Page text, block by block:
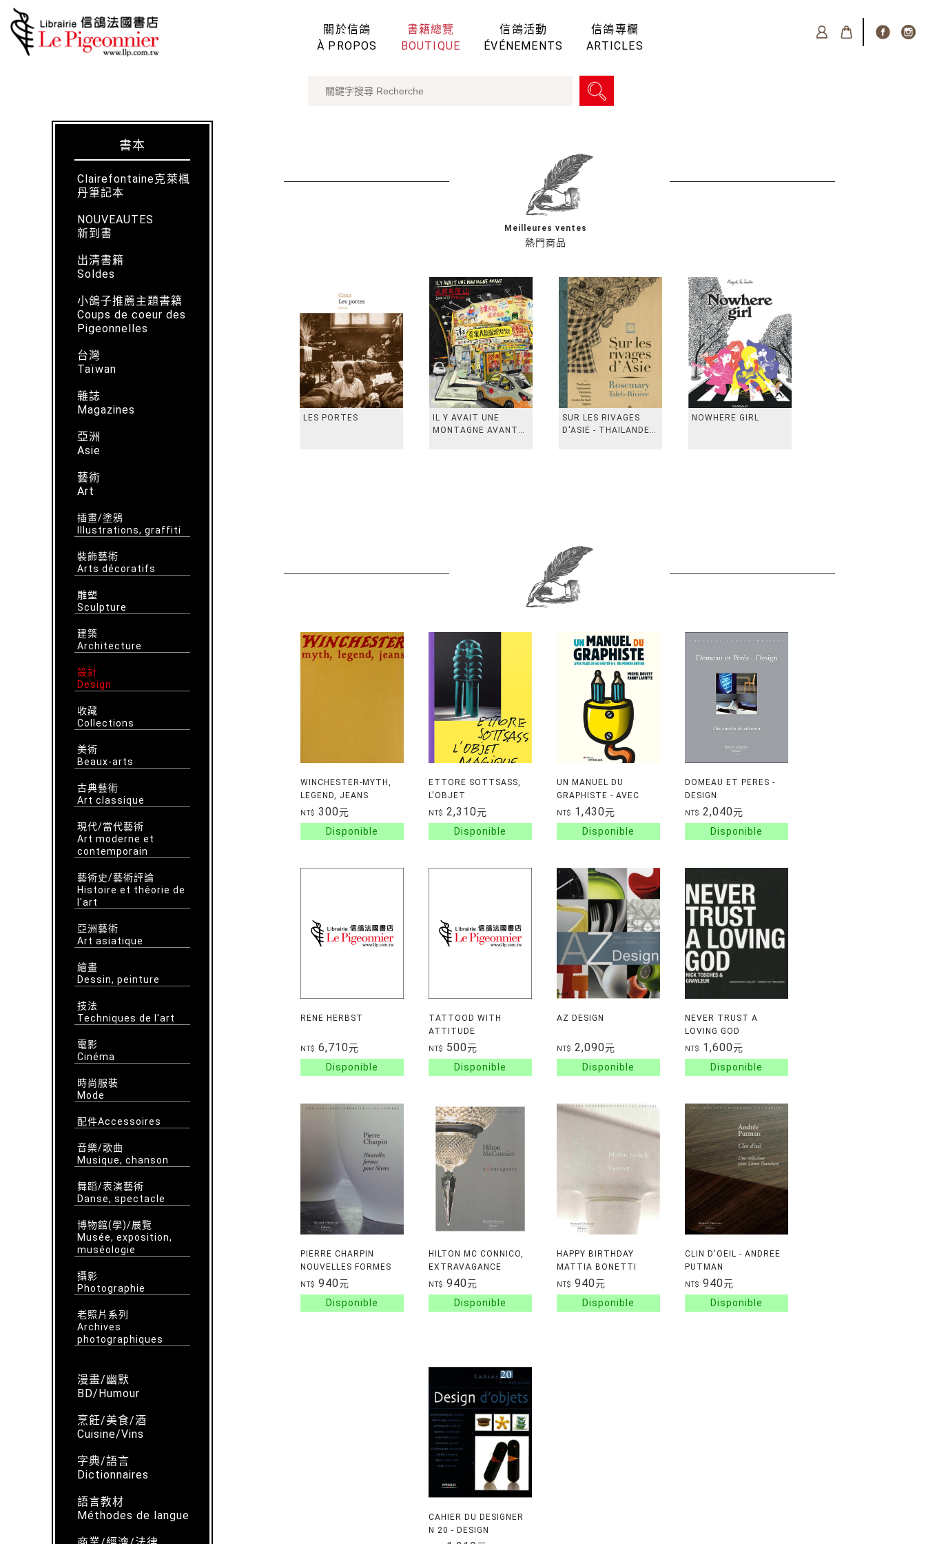
關於信鴿
À PROPOS
書籍總覽
BOUTIQUE
信鴿活動
ÉVÉNEMENTS
信鴿專欄
ARTICLES
書本
Clairefontaine克萊楓
丹筆記本
NOUVEAUTES
新到書
出清書籍
Soldes
小鴿子推薦主題書籍
Coups de coeur des
Pigeonnelles
台灣
Taïwan
雜誌
Magazines
亞洲
Asie
藝術
Art
插畫/塗鴉
Illustrations, graffiti
裝飾藝術
Arts décoratifs
雕塑
Sculpture
建築
Architecture
設計
Design
收藏
Collections
美術
Beaux-arts
古典藝術
Art classique
現代/當代藝術
Art moderne et
contemporain
藝術史/藝術評論
Histoire et théorie de
l'art
亞洲藝術
Art asiatique
繪畫
Dessin, peinture
技法
Techniques de l'art
電影
Cinéma
時尚服裝
Mode
配件Accessoires
音樂/歌曲
Musique, chanson
舞蹈/表演藝術
Danse, spectacle
博物館(學)/展覽
Musée, exposition,
muséologie
攝影
Photographie
老照片系列
Archives
photographiques
漫畫/幽默
BD/Humour
烹飪/美食/酒
Cuisine/Vins
字典/語言
Dictionnaires
語言教材
Méthodes de langue
熱門商品
Meilleures ventes
LES PORTES
IL Y AVAIT UNE
MONTAGNE AVANT
SUR LES RIVAGES
D'ASIE - THAILANDE,
NOWHERE GIRL
WINCHESTER-MYTH,
LEGEND, JEANS
NT$ 300元
ETTORE SOTTSASS,
L'OBJET
MAGIQUE/CATALOGUE
DE L'EXPOSITION
NT$ 2,310元
UN MANUEL DU
GRAPHISTE - AVEC
PLUS DE 60 INVITE.E.S
DU MONDE ENTIER
NT$ 1,430元
DOMEAU ET PERES -
DESIGN
NT$ 2,040元
RENE HERBST
NT$ 6,710元
TATTOOD WITH
ATTITUDE
NT$ 500元
AZ DESIGN
NT$ 2,090元
NEVER TRUST A
LOVING GOD
NT$ 1,600元
PIERRE CHARPIN
NOUVELLES FORMES
POUR SEVRES
NT$ 940元
HILTON MC CONNICO,
EXTRAVAGANCE
NT$ 940元
HAPPY BIRTHDAY
MATTIA BONETTI
NT$ 940元
CLIN D'OEIL - ANDREE
PUTMAN
NT$ 940元
CAHIER DU DESIGNER
N 20 - DESIGN